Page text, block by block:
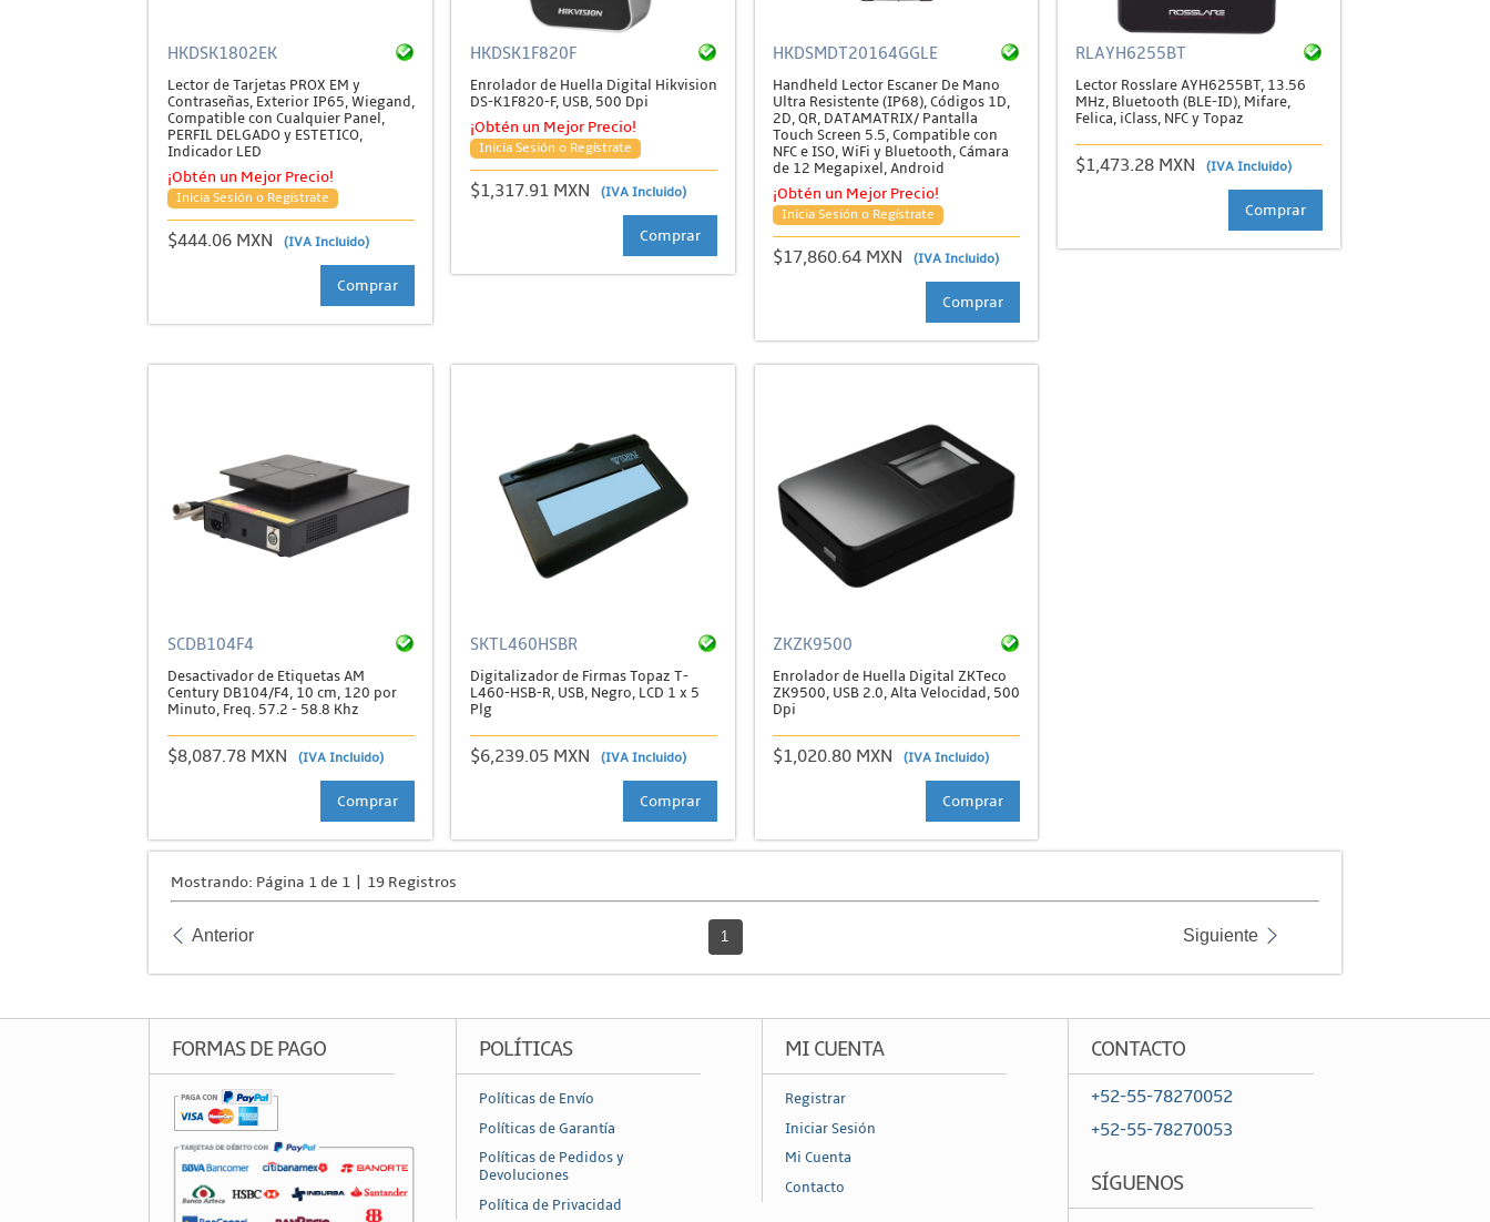
HKDSK1802EK
Lector de Tarjetas PROX EM y
Contraseñas, Exterior IP65, Wiegand,
Compatible con Cualquier Panel,
PERFIL DELGADO y ESTETICO,
Indicador LED
¡Obtén un Mejor Precio!
Inicia Sesión o Regístrate
$444.06 MXN (IVA Incluido)
Comprar
HKDSK1F820F
Enrolador de Huella Digital Hikvision
DS-K1F820-F, USB, 500 Dpi
¡Obtén un Mejor Precio!
Inicia Sesión o Regístrate
$1,317.91 MXN (IVA Incluido)
Comprar
HKDSMDT20164GGLE
Handheld Lector Escaner De Mano
Ultra Resistente (IP68), Códigos 1D,
2D, QR, DATAMATRIX/ Pantalla
Touch Screen 5.5, Compatible con
NFC e ISO, WiFi y Bluetooth, Cámara
de 12 Megapixel, Android
¡Obtén un Mejor Precio!
Inicia Sesión o Regístrate
$17,860.64 MXN (IVA Incluido)
Comprar
RLAYH6255BT
Lector Rosslare AYH6255BT, 13.56
MHz, Bluetooth (BLE-ID), Mifare,
Felica, iClass, NFC y Topaz
$1,473.28 MXN (IVA Incluido)
Comprar
SCDB104F4
Desactivador de Etiquetas AM
Century DB104/F4, 10 cm, 120 por
Minuto, Freq. 57.2 - 58.8 Khz
$8,087.78 MXN (IVA Incluido)
Comprar
SKTL460HSBR
Digitalizador de Firmas Topaz T-
L460-HSB-R, USB, Negro, LCD 1 x 5
Plg
$6,239.05 MXN (IVA Incluido)
Comprar
ZKZK9500
Enrolador de Huella Digital ZKTeco
ZK9500, USB 2.0, Alta Velocidad, 500
Dpi
$1,020.80 MXN (IVA Incluido)
Comprar
Mostrando: Página 1 de 1 | 19 Registros
Anterior 1 Siguiente
FORMAS DE PAGO POLÍTICAS
Políticas de Envío
Políticas de Garantía
Políticas de Pedidos y
Devoluciones
Política de Privacidad
MI CUENTA
Registrar
Iniciar Sesión
Mi Cuenta
Contacto
CONTACTO
+52-55-78270052
+52-55-78270053
SÍGUENOS